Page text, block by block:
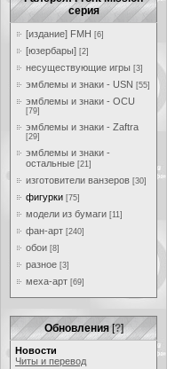
серия
[издание] FMH [6]
[юзербары] [2]
несуществующие игры [3]
эмблемы и знаки - USN [55]
эмблемы и знаки - OCU
[79]
эмблемы и знаки - Zaftra
[29]
эмблемы и знаки -
остальные [21]
изготовители ванзеров [30]
фигурки [75]
модели из бумаги [11]
фан-арт [240]
обои [8]
разное [3]
меха-арт [69]
Обновления [?]
Новости
Читы и перевод